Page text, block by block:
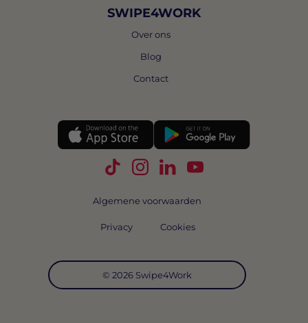
SWIPE4WORK
Over ons
Blog
Contact
Volg Swipe4Work op TikTok
Volg Swipe4Work op
Volg Swipe4Work op
Volg Swipe4Work
© 2026 Swipe4Work
Algemene voorwaarden
Privacy Cookies